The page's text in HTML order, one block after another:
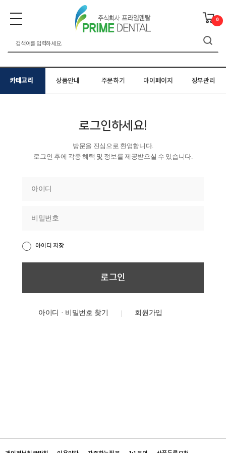
0
카테고리 상품안내 주문하기 마이페이지 장부관리
로그인하세요!
방문을 진심으로 환영합니다.
로그인 후에 각종 혜택 및 정보를 제공받으실 수 있습니다.
아이디 저장
아이디 · 비밀번호 찾기